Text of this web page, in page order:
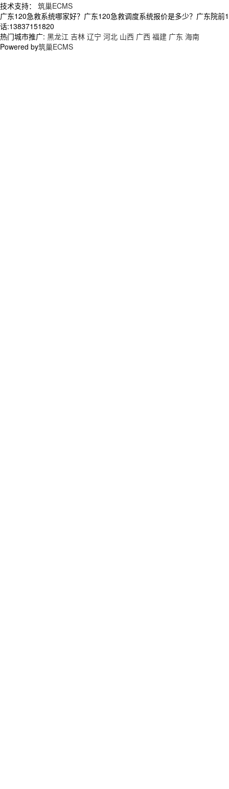
技术支持： 筑巢ECMS
广东120急救系统哪家好？广东120急救调度系统报价是多少？广东院
话:13837151820
热门城市推广: 黑龙江 吉林 辽宁 河北 山西 广西 福建 广东 海南
Powered by筑巢ECMS